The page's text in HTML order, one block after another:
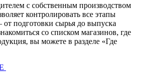
с собственным производством
контролировать все этапы
подготовки сырья до выпуска
со списком магазинов, где
вы можете в разделе «Где